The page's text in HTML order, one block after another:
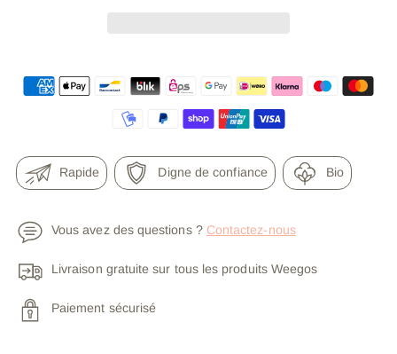
Rapide Digne de confiance Bio
Vous avez des questions ? Contactez-nous
Livraison gratuite sur tous les produits Weegos
Paiement sécurisé